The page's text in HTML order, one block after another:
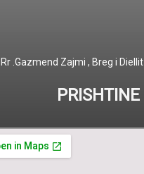
Rr .Gazmend Zajmi , Breg i Diellit
PRISHTINE